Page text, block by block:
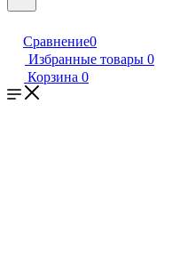
Сравнение0
Избранные товары 0
Корзина 0